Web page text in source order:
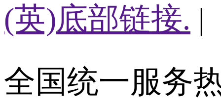
(英)底部链接. |
全国统一服务